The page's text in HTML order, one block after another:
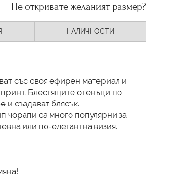
Не откривате желаният размер?
НАЛИЧНОСТИ
със своя ефирен материал и
Блестящите отенъци по
и създават блясък.
чорапи са много популярни за
или по-елегантна визия.